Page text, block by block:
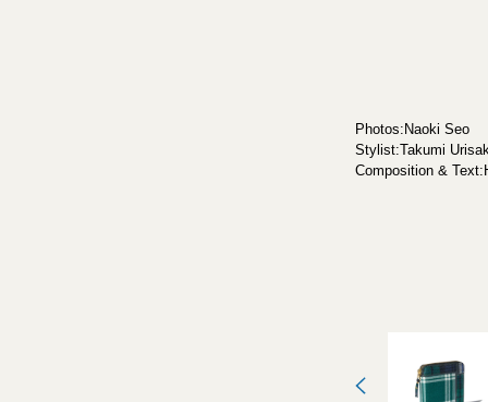
Photos:Naoki Seo
Stylist:Takumi
Composition &